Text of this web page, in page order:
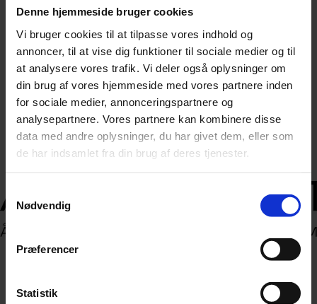
Denne hjemmeside bruger cookies
Vi bruger cookies til at tilpasse vores indhold og
annoncer, til at vise dig funktioner til sociale medier og til
at analysere vores trafik. Vi deler også oplysninger om
din brug af vores hjemmeside med vores partnere inden
for sociale medier, annonceringspartnere og
analysepartnere. Vores partnere kan kombinere disse
data med andre oplysninger, du har givet dem, eller som
de har indsamlet fra din brug af deres tjenester.
Nødvendig
Præferencer
Statistik
V
aarhusstatsgymnasium.dk
54 Mobil: 24 49 86 89